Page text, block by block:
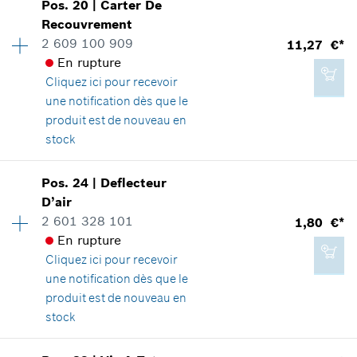
1,80 €*
*Tous les prix sont TTC hors frais de port
Ajouter au panier
Disponibilité 1
Groupe de prix
Informations pièces détachées
Adaptable sur outils
Positionner dans la vue éclatée
1,80 €*
*Tous les prix sont TTC hors frais de port
Ajouter au panier
Pos.20 |Carter De
Recouvrement
2 609 100 909
En rupture
Cliquez ici pour recevoir
une notification dès que le
produit est de nouveau en
stock
11,27 €*
Disponibilité 1
Groupe de prix
Informations pièces détachées
Adaptable sur outils
Positionner dans la vue éclatée
Pos.24 | Deflecteur
D’air
2 601 328 101
En rupture
Cliquez ici pour recevoir
une notification dès que le
produit est de nouveau en
stock
1,80 €*